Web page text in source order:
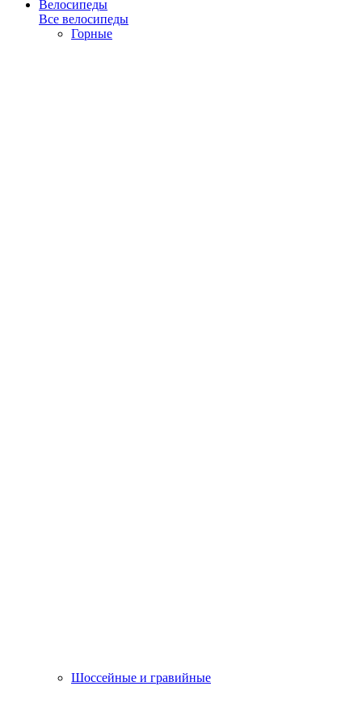
Велосипеды
Все велосипеды
Горные
Шоссейные и гравийные